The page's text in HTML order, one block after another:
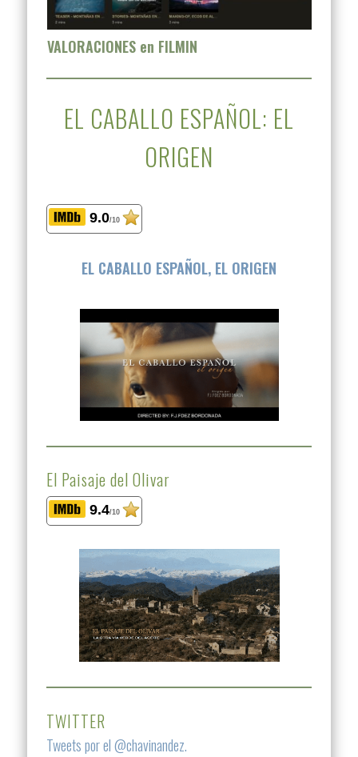
VALORACIONES en FILMIN
EL CABALLO ESPAÑOL: EL
ORIGEN
9.0/10
EL CABALLO ESPAÑOL, EL ORIGEN
El Paisaje del Olivar
9.4/10
TWITTER
Tweets por el @chavinandez.